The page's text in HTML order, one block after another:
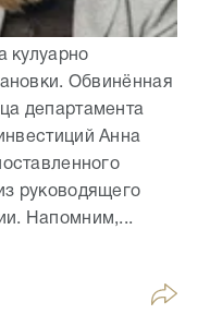
кулуарно
Обвинённая
департамента
Анна
руководящего
Напомним,...